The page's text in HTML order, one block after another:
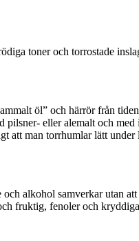
toner och torrostade
öl” och härrör från
pilsner- eller alemalt och
att man torrhumlar lätt under
alkohol samverkar utan
fruktig, fenoler och